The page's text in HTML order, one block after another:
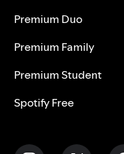
Premium Duo
Premium Family
Premium Student
Spotify Free